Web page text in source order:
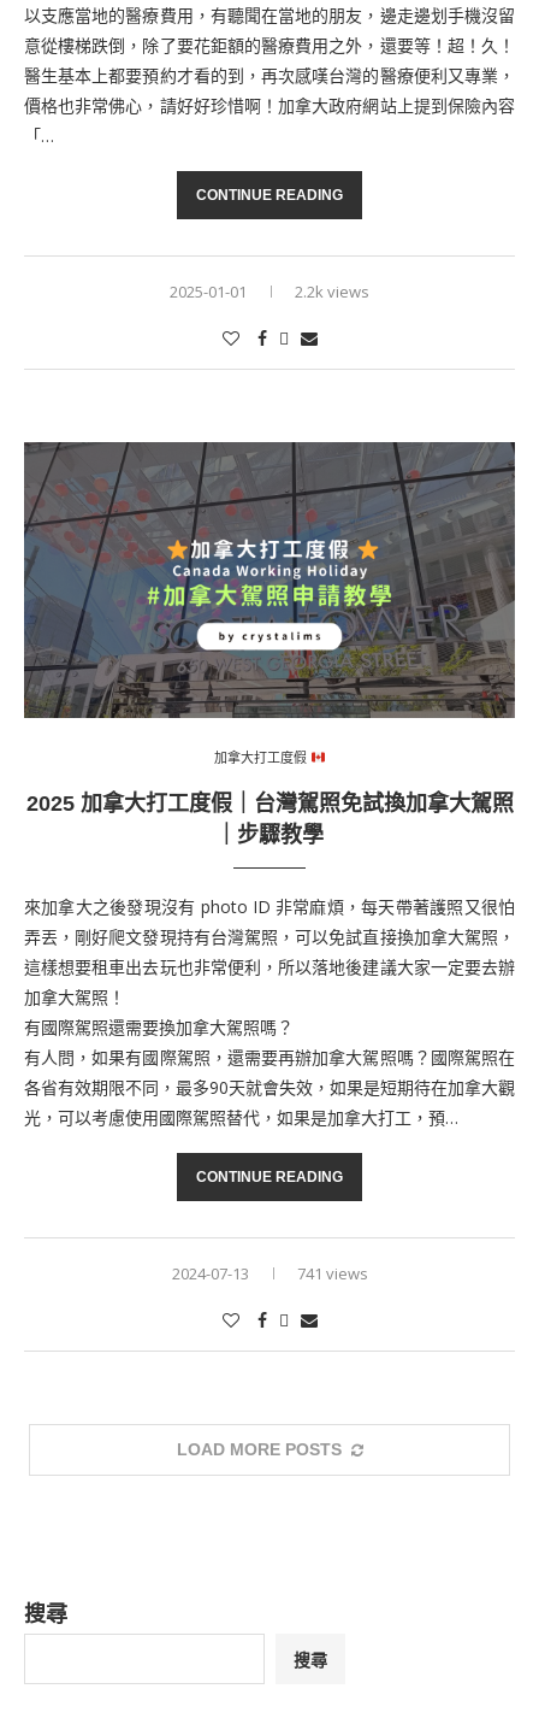
以支應當地的醫療費用，有聽聞在當地的朋友，邊走邊划手機沒留
意從樓梯跌倒，除了要花鉅額的醫療費用之外，還要等！超！久！
醫生基本上都要預約才看的到，再次感嘆台灣的醫療便利又專業，
價格也非常佛心，請好好珍惜啊！加拿大政府網站上提到保險內容
「…
CONTINUE READING
2025-01-01 2.2k views
加拿大打工度假
2025 加拿大打工度假｜台灣駕照免試換加拿大駕照
｜步驟教學
來加拿大之後發現沒有 photo ID 非常麻煩，每天帶著護照又很怕
弄丟，剛好爬文發現持有台灣駕照，可以免試直接換加拿大駕照，
這樣想要租車出去玩也非常便利，所以落地後建議大家一定要去辦
加拿大駕照！
有國際駕照還需要換加拿大駕照嗎？
有人問，如果有國際駕照，還需要再辦加拿大駕照嗎？國際駕照在
各省有效期限不同，最多90天就會失效，如果是短期待在加拿大觀
光，可以考慮使用國際駕照替代，如果是加拿大打工，預…
CONTINUE READING
2024-07-13 741 views
LOAD MORE POSTS
搜尋
搜尋